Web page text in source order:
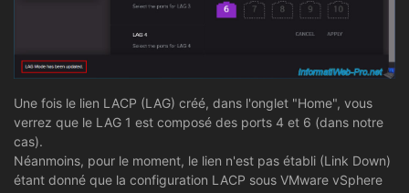
Une fois le lien LACP (LAG) créé, dans l'onglet "Home", vous
verrez que le LAG 1 est composé des ports 4 et 6 (dans notre
cas).
Néanmoins, pour le moment, le lien n'est pas établi (Link Down)
étant donné que la configuration LACP sous VMware vSphere